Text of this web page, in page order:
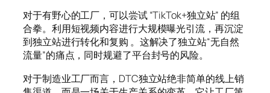
对于有野心的工厂，可以尝试 “TikTok+独立站” 的组
合拳。利用短视频内容进行大规模曝光引流，再沉淀
到独立站进行转化和复购 。这解决了独立站“无自然
流量”的痛点，同时规避了平台封号的风险。
对于制造业工厂而言，DTC独立站绝非简单的线上销